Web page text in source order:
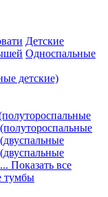
Детские
Односпальные
детские)
... Показать все
тумбы